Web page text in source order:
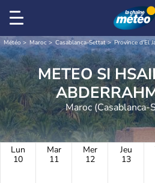
Météo Maroc Casablanca-Settat Province d'El
METEO SI HSAIEN BEN
Maroc
Lun
10
Mar
11
Mer
12
Jeu
13